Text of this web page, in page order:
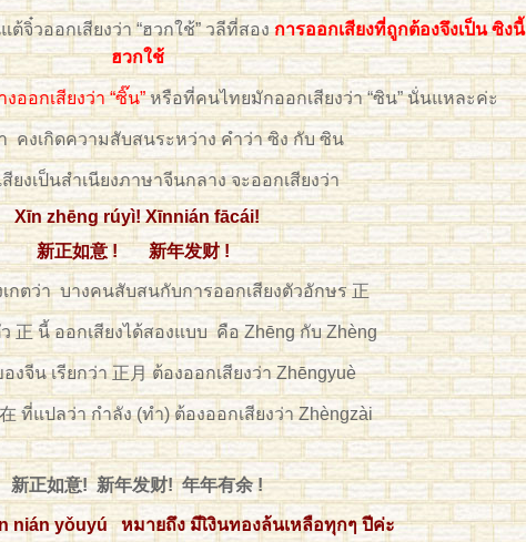
จิ๋วออกเสียงว่า “ฮวกใช้” วลีที่สองการออกเสียงที่ถูกต้องจึงเป็น ซิงนี้
ฮวกใช้
ออกเสียงว่า “ซิ๊น”หรือที่คนไทยมักออกเสียงว่า “ซิน” นั่นแหละค่ะ
คงเกิดความสับสนระหว่าง คำว่า ซิง กับ ซิน
สียงเป็นสำเนียงภาษาจีนกลาง จะออกเสียงว่า
Xīn zhēng rúyì! Xīnnián fācái!
新正如意 ! 新年发财 !
กตว่า บางคนสับสนกับการออกเสียงตัวอักษร 正
正 นี้ ออกเสียงได้สองแบบ คือ Zhēng กับ Zhèng
งจีน เรียกว่า 正月 ต้องออกเสียงว่า Zhēngyuè
ที่แปลว่า กำลัง (ทำ) ต้องออกเสียงว่า Zhèngzài
新正如意! 新年发财! 年年有余 !
nián yǒuyú หมายถึง มีเิงินทองล้นเหลือทุกๆ ปีค่ะ